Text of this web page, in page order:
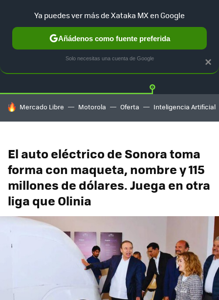
TESLA UBER AUTO ELECTRICO Twitter
HOY SE HABLA DE
Mercado Libre Motorola Oferta Inteligencia Artificial
El auto eléctrico de Sonora toma
forma con maqueta, nombre y 115
millones de dólares. Juega en otra
liga que Olinia
×
Ya puedes ver más de Xataka MX en Google
Añádenos como fuente preferida
Solo necesitas una cuenta de Google